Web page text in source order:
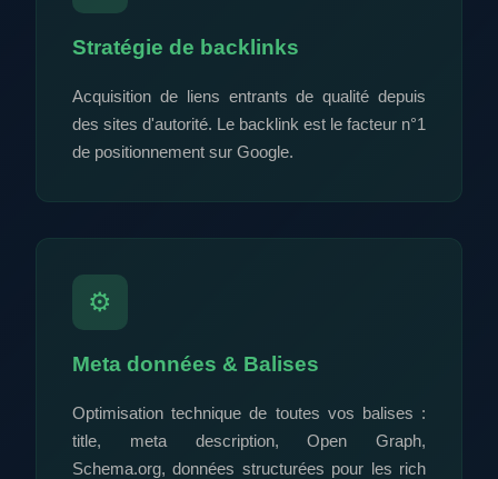
Stratégie de backlinks
Acquisition de liens entrants de qualité depuis
des sites d'autorité. Le backlink est le facteur n°1
de positionnement sur Google.
⚙️
Meta données & Balises
Optimisation technique de toutes vos balises :
title, meta description, Open Graph,
Schema.org, données structurées pour les rich